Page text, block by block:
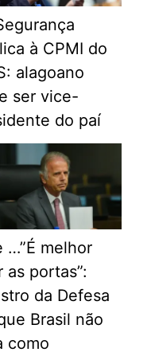
à CPMI do
alagoano
ser vice-
do paí
…”É melhor
as portas”:
da Defesa
Brasil não
como